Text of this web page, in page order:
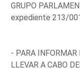
GRUPO
expediente 213/
- PARA INFORMAR
LLEVAR A CABO